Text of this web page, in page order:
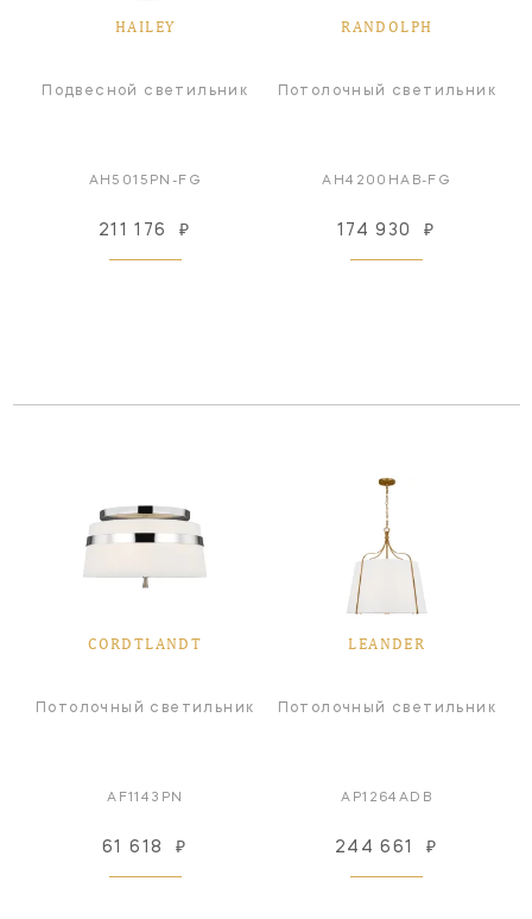
HAILEY
Подвесной светильник
AH5015PN-FG
211 176 ₽
RANDOLPH
Потолочный светильник
AH4200HAB-FG
174 930 ₽
CORDTLANDT
Потолочный светильник
AF1143PN
61 618 ₽
LEANDER
Потолочный светильник
AP1264ADB
244 661 ₽